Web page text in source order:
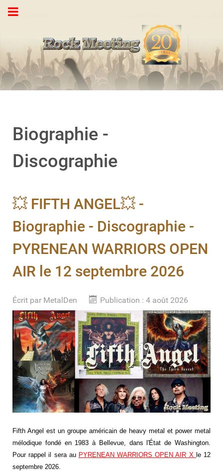
Biographie -
Discographie
💥 FIFTH ANGEL💥 -
Biographie - Discographie -
PYRENEAN WARRIORS OPEN
AIR le 12 septembre 2026
Écrit par MetalDen Publication : 4 août 2026
Fifth Angel est un groupe américain de heavy metal et power metal
mélodique fondé en 1983 à Bellevue, dans l'État de Washington.
Pour rappel il sera au PYRENEAN WARRIORS OPEN AIR X le 12
septembre 2026.